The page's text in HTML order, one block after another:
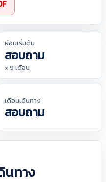
ผ่อนเริ่มต้น
สอบถาม
x 9 เดือน
เดือนเดินทาง
สอบถาม
นทาง